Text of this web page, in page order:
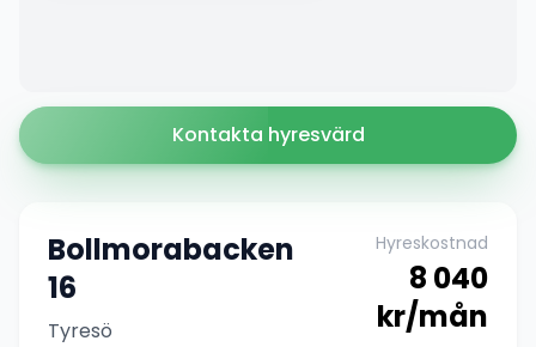
Kontakta hyresvärd
Bollmorabacken
16
Tyresö
Hyreskostnad
8 040
kr/mån